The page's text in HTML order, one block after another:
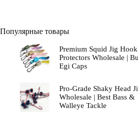
Популярные товары
Premium Squid Jig Hook
Protectors Wholesale |
Egi Caps
Pro-Grade Shaky Head
Wholesale | Best Bass &
Walleye Tackle